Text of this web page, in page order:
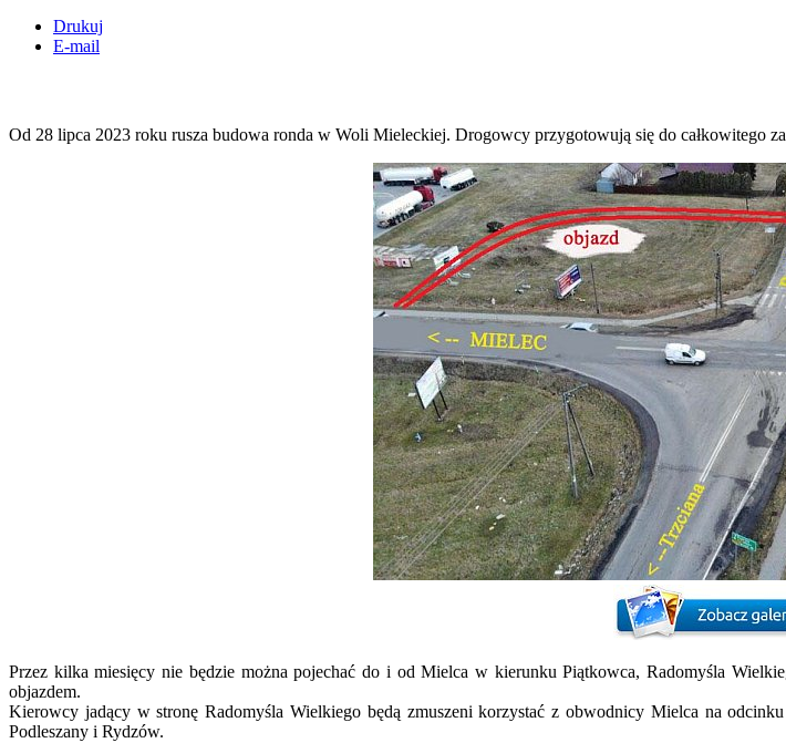
Drukuj
E-mail
Od 28 lipca 2023 roku rusza budowa ronda w Woli Mieleckiej. Drogowcy przygotowują się do całkowitego
Przez kilka miesięcy nie będzie można pojechać do i od Mielca w kierunku Piątkowca, Radomyśla
objazdem.
Kierowcy jadący w stronę Radomyśla Wielkiego będą zmuszeni korzystać z obwodnicy Mielca na
Podleszany i Rydzów.